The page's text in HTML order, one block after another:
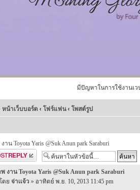
มีปัญหาในการใช้งานเ
หน้าเว็บบอร์ด ‹ โฟร์แฟน ‹ โพสต์รูป
าน Toyota Yaris @Suk Anun park Saraburi
กระทู้
งาน Toyota Yaris @Suk Anun park Saraburi
ดย จ่าเเจ้ว » อาทิตย์ พ.ย. 10, 2013 11:45 pm